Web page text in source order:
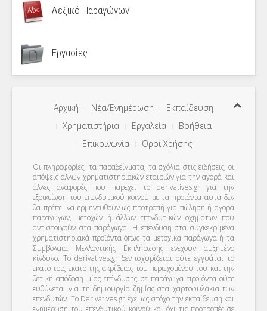
Λεξικό Παραγώγων
Εργασίες
Αρχική Νέα/Ενημέρωση
Εκπαίδευση
Χρηματιστήρια
Εργαλεία
Βοήθεια
Επικοινωνία
Όροι Χρήσης
Οι πληροφορίες, τα παραδείγματα, τα σχόλια στις ειδήσεις, οι
απόψεις άλλων χρηματιστηριακών εταιριών για την αγορά και
άλλες αναφορές που παρέχει το derivatives.gr για την
εξοικείωση του επενδυτικού κοινού με τα προϊόντα αυτά δεν
θα πρέπει να ερμηνευθούν ως προτροπή για πώληση ή αγορά
παραγώγων, μετοχών ή άλλων επενδυτικών οχημάτων που
αντιστοιχούν στα παράγωγα. Η επένδυση στα συγκεκριμένα
χρηματιστηριακά προϊόντα όπως τα μετοχικά παράγωγα ή τα
Συμβόλαια Μελλοντικής Εκπλήρωσης ενέχουν αυξημένο
κίνδυνο. Το derivatives.gr δεν ισχυρίζεται ούτε εγγυάται το
εκατό τοις εκατό της ακρίβειας του περιεχομένου του και την
θετική απόδοση μίας επένδυσης σε παράγωγα προϊόντα ούτε
ευθύνεται για τη δημιουργία ζημίας στα χαρτοφυλάκια των
επενδυτών. To Derivatives.gr έχει ως στόχο την εκπαίδευση και
ενημέρωση του επενδυτικού κοινού και όχι τις προτροπές σε